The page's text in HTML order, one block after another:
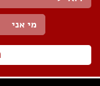
מי אני